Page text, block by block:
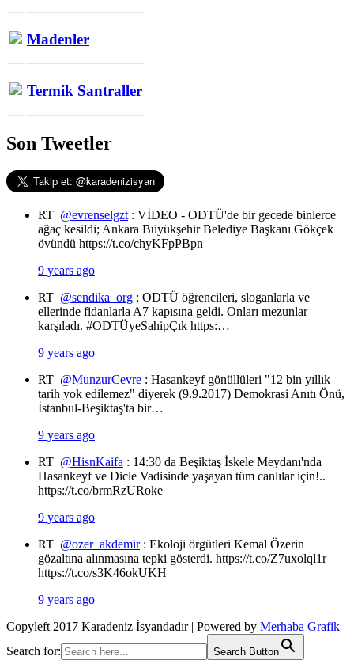
Madenler
Termik Santraller
Son Tweetler
RT @evrenselgzt : VİDEO - ODTÜ'de bir gecede binlerce
ağaç kesildi; Ankara Büyükşehir Belediye Başkanı Gökçek
övündü https://t.co/chyKFpPBpn
9 years ago
RT @sendika_org : ODTÜ öğrencileri, sloganlarla ve
ellerinde fidanlarla A7 kapısına geldi. Onları mezunlar
karşıladı. #ODTÜyeSahipÇık https:…
9 years ago
RT @MunzurCevre : Hasankeyf gönüllüleri "12 bin yıllık
tarih yok edilemez" diyerek (9.9.2017) Demokrasi Anıtı Önü,
İstanbul-Beşiktaş'ta bir…
9 years ago
RT @HisnKaifa : 14:30 da Beşiktaş İskele Meydanı'nda
Hasankeyf ve Dicle Vadisinde yaşayan tüm canlılar için!..
https://t.co/brmRzURoke
9 years ago
RT @ozer_akdemir: Ekoloji örgütleri Kemal Özerin
gözaltına alınmasına tepki gösterdi. https://t.co/Z7uxolql1r
https://t.co/s3K46okUKH
9 years ago
Copyleft 2017 Karadeniz İsyandadır | Powered by Merhaba Grafik
Search for:
Search Button